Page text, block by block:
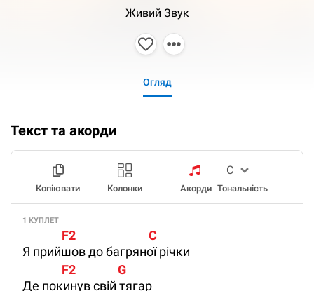
Живий Звук
Огляд
Текст та акорди
Копіювати Колонки Акорди Тональність
1 КУПЛЕТ
              F2                          C
Я прийшов до багряної річки
              F2               G
Де покинув свій тягар